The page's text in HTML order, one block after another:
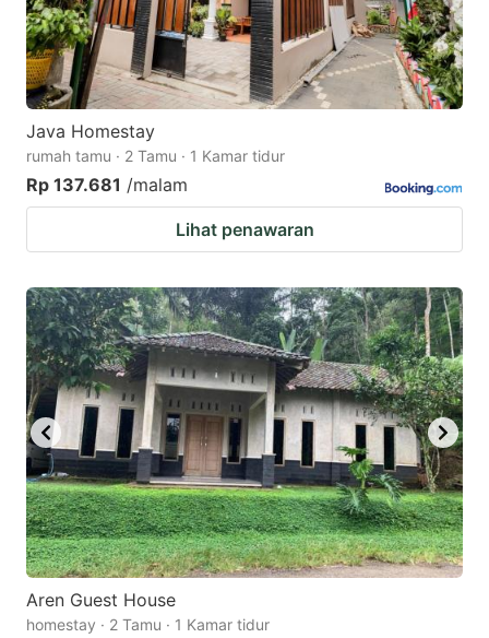
Java Homestay
rumah tamu · 2 Tamu · 1 Kamar tidur
Rp 137.681 /malam
Lihat penawaran
Aren Guest House
homestay · 2 Tamu · 1 Kamar tidur